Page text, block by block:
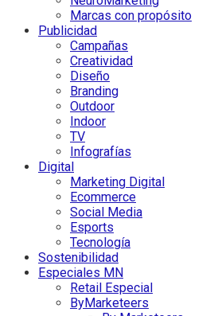
Marcas con propósito
Publicidad
Campañas
Creatividad
Diseño
Branding
Outdoor
Indoor
TV
Infografías
Digital
Marketing Digital
Ecommerce
Social Media
Esports
Tecnología
Sostenibilidad
Especiales MN
Retail Especial
ByMarketeers